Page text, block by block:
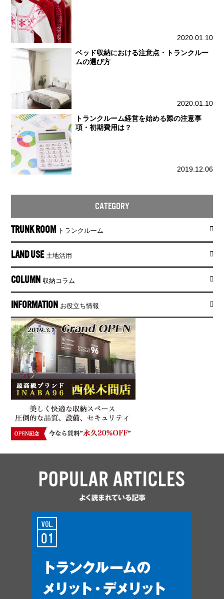
2020.01.10
ベッド収納における注意点・トランクルー
ムの選び方
2020.01.10
トランクルーム経営を始める際の注意事
項・初期費用は？
2019.12.06
CATEGORY
TRUNK ROOM トランクルーム
LAND USE 土地活用
COLUMN 収納コラム
INFORMATION お役立ち情報